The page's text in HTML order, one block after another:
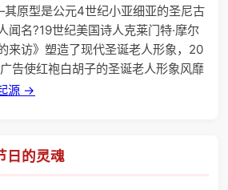
原型是公元4世纪小亚细亚的圣尼古
闻名?19世纪美国诗人克莱门特·摩尔
来访》塑造了现代圣诞老人形象，20
告使红袍白胡子的圣诞老人形象风靡
源 →
的灵魂